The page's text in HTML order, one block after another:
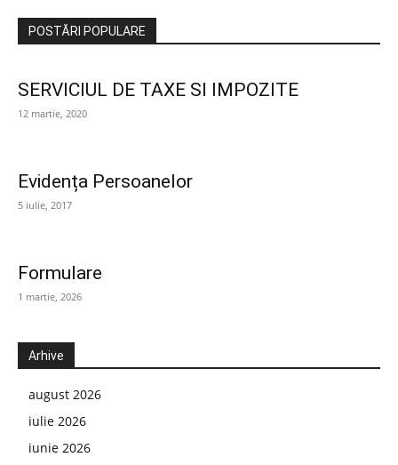
POSTĂRI POPULARE
SERVICIUL DE TAXE SI IMPOZITE
12 martie, 2020
Evidența Persoanelor
5 iulie, 2017
Formulare
1 martie, 2026
Arhive
august 2026
iulie 2026
iunie 2026